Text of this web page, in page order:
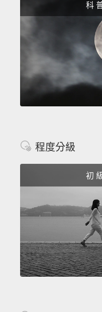
科
程度分級
初